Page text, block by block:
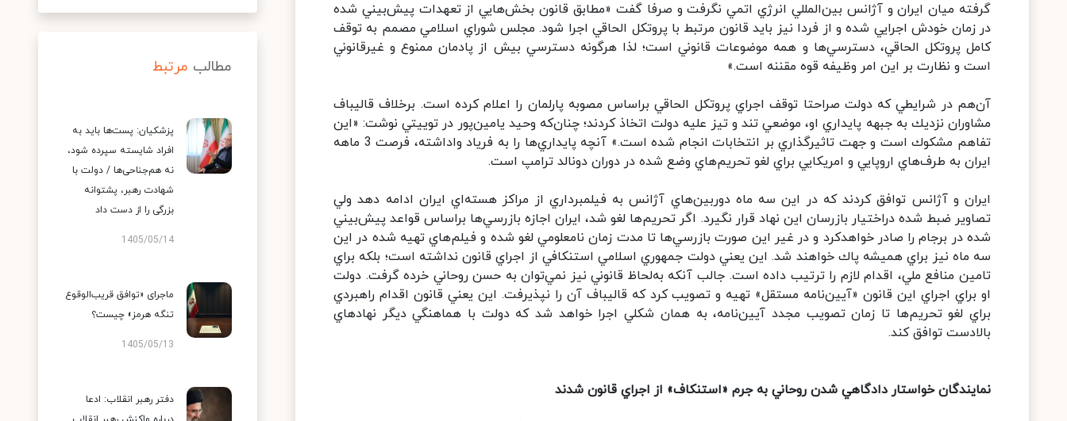
گرفته ميان ايران و آژانس بين‌المللي انرژي اتمي نگرفت و صرفا گفت «مطابق قانون بخش‌هايي از تعهدات پيش‌بيني شده
در زمان خودش اجرايي شده و از فردا نيز بايد قانون مرتبط با پروتكل الحاقي اجرا شود. مجلس شوراي اسلامي مصمم به توقف
كامل پروتكل الحاقي، دسترسي‌ها و همه موضوعات قانوني است؛ لذا هرگونه دسترسي بيش از پادمان ممنوع و غيرقانوني
است و نظارت بر اين امر وظيفه قوه مقننه است.»
آن‌هم در شرايطي كه دولت صراحتا توقف اجراي پروتكل الحاقي براساس مصوبه پارلمان را اعلام كرده است. برخلاف قاليباف
مشاوران نزديك به جبهه پايداري او، موضعي تند و تيز عليه دولت اتخاذ كردند؛ چنان‌كه وحيد يامين‌پور در توييتي نوشت: «اين
تفاهم مشكوك است و جهت تاثيرگذاري بر انتخابات انجام شده است.» آنچه پايداري‌ها را به فرياد واداشته، فرصت 3 ماهه
ايران به طرف‌هاي اروپايي و امريكايي براي لغو تحريم‌هاي وضع شده در دوران دونالد ترامپ است.
ايران و آژانس توافق كردند كه در اين سه ماه دوربين‌هاي آژانس به فيلمبرداري از مراكز هسته‌اي ايران ادامه دهد ولي
تصاوير ضبط ‌شده دراختيار بازرسان اين نهاد قرار نگيرد. اگر تحريم‌ها لغو شد، ايران اجازه بازرسي‌ها براساس قواعد پيش‌بيني
شده در برجام را صادر خواهدكرد و در غير اين صورت بازرسي‌ها تا مدت زمان نامعلومي لغو شده و فيلم‌هاي تهيه شده در اين
سه ماه نيز براي هميشه پاك خواهند شد. اين يعني دولت جمهوري اسلامي استنكافي از اجراي قانون نداشته است؛ بلكه براي
تامين منافع ملي، اقدام لازم را ترتيب داده است. جالب آنكه به‌لحاظ قانوني نيز نمي‌توان به حسن روحاني خرده گرفت. دولت
او براي اجراي اين قانون «آيين‌نامه مستقل» تهيه و تصويب كرد كه قاليباف آن را نپذيرفت. اين يعني قانون اقدام راهبردي
براي لغو تحريم‌ها تا زمان تصويب مجدد آيين‌نامه، به همان شكلي اجرا خواهد شد كه دولت با هماهنگي ديگر نهادهاي
بالادست توافق كند.
نمايندگان خواستار دادگاهي شدن روحاني به جرم «استنكاف» از اجراي قانون شدند
مطالب مرتبط
پزشکیان: پست‌ها باید به
افراد شایسته سپرده شود،
نه هم‌جناحی‌ها / دولت با
شهادت رهبر، پشتوانه
بزرگی را از دست داد
1405/05/14
ماجرای «توافق قریب‌الوقوع
تنگه هرمز» چیست؟
1405/05/13
دفتر رهبر انقلاب: ادعا